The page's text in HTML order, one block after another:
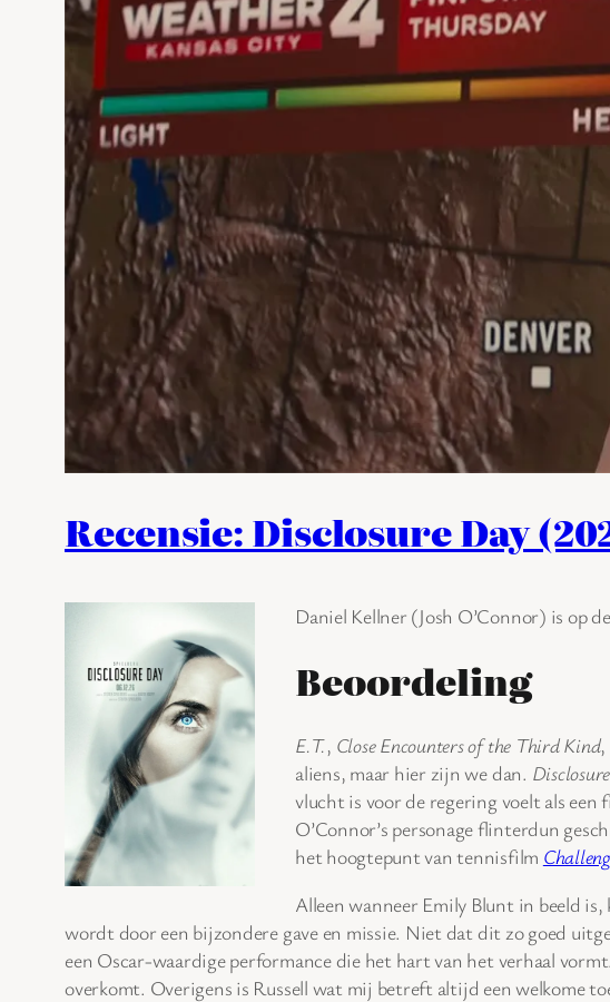
Recensie: Disclosure Day
Daniel Kellner (Josh O’Connor) is op
Beoordeling
E.T., Close Encounters of the Third Kind,
aliens, maar hier zijn we dan.
vlucht is voor de regering voelt als een
O’Connor’s personage flinterdun
het hoogtepunt van tennisfilm
Alleen wanneer Emily Blunt in beeld
wordt door een bijzondere gave en missie. Niet dat dit zo goed
een Oscar-waardige performance die het hart van het verhaal
overkomt. Overigens is Russell wat mij betreft altijd een welkome